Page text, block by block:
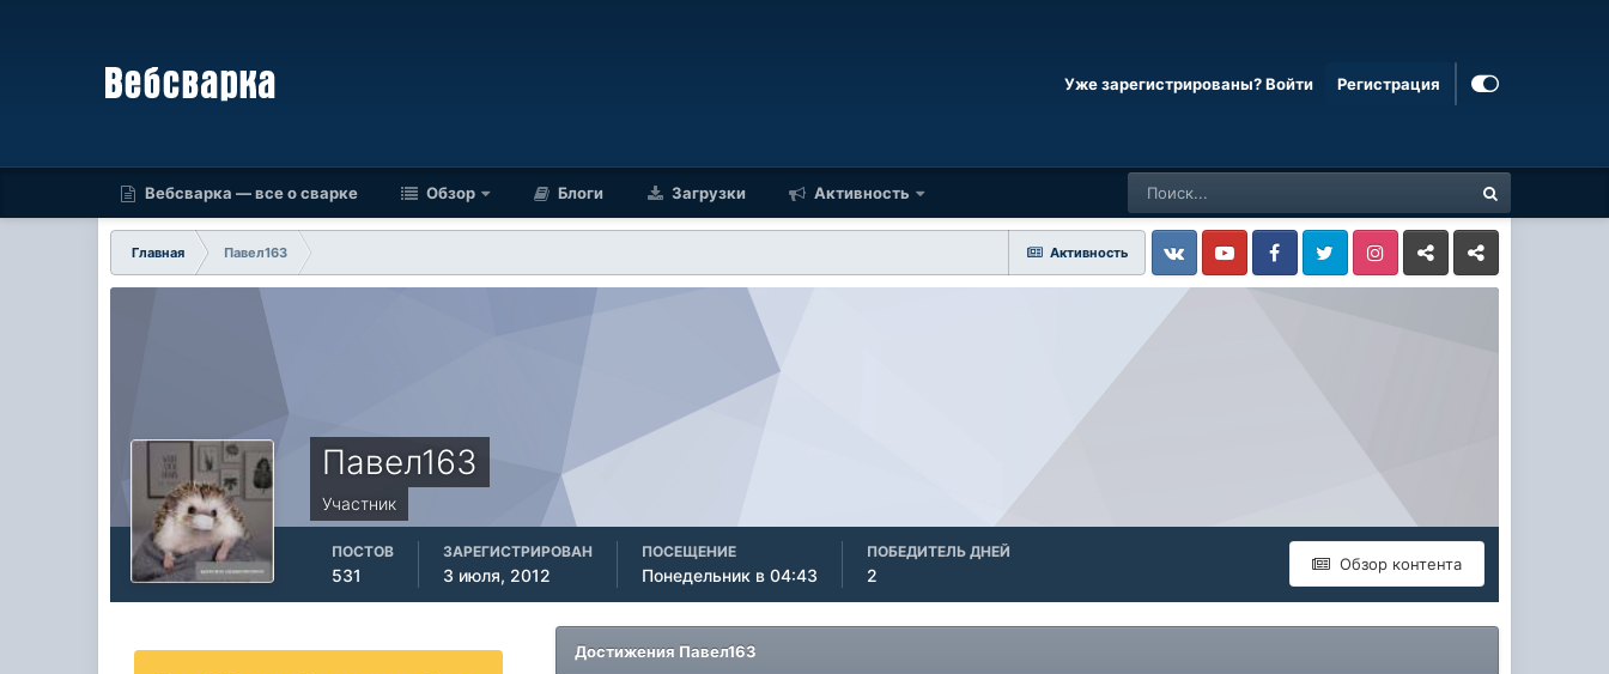
Уже зарегистрированы? Войти Регистрация
Вебсварка — все о сварке Обзор Блоги Загрузки Активность
Активность
Главная
Павел163
VkontakteYouTube FacebookTwitter InstagramLivejournalOdnoklassniki
Павел163
Участник
Обзор контента
ПОСТОВ
531
ЗАРЕГИСТРИРОВАН
3 июля, 2012
ПОСЕЩЕНИЕ
Понедельник в 04:43
ПОБЕДИТЕЛЬ ДНЕЙ
2
Достижения Павел163